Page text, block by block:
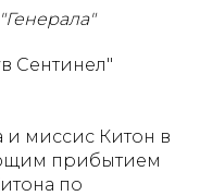
Сентинел"
и миссис Китон в
прибытием
по